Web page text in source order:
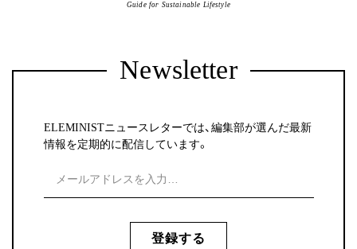
Guide for Sustainable Lifestyle
Newsletter
ELEMINISTニュースレターでは、編集部が選んだ最新
情報を定期的に配信しています。
登録する